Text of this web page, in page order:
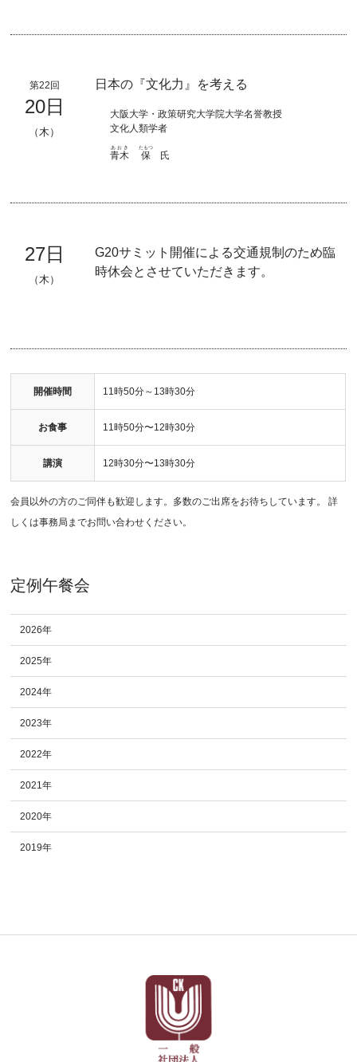
第22回
20日
（木）
日本の『文化力』を考える
大阪大学・政策研究大学院大学名誉教授
文化人類学者
青木
あおき
保
たもつ
氏
27日
（木）
G20サミット開催による交通規制のため臨
時休会とさせていただきます。
開催時間 11時50分～13時30分
お食事 11時50分〜12時30分
講演 12時30分〜13時30分
会員以外の方のご同伴も歓迎します。多数のご出席をお待ちしています。 詳
しくは事務局までお問い合わせください。
定例午餐会
2026年
2025年
2024年
2023年
2022年
2021年
2020年
2019年